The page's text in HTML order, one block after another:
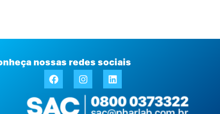
nossas redes sociais